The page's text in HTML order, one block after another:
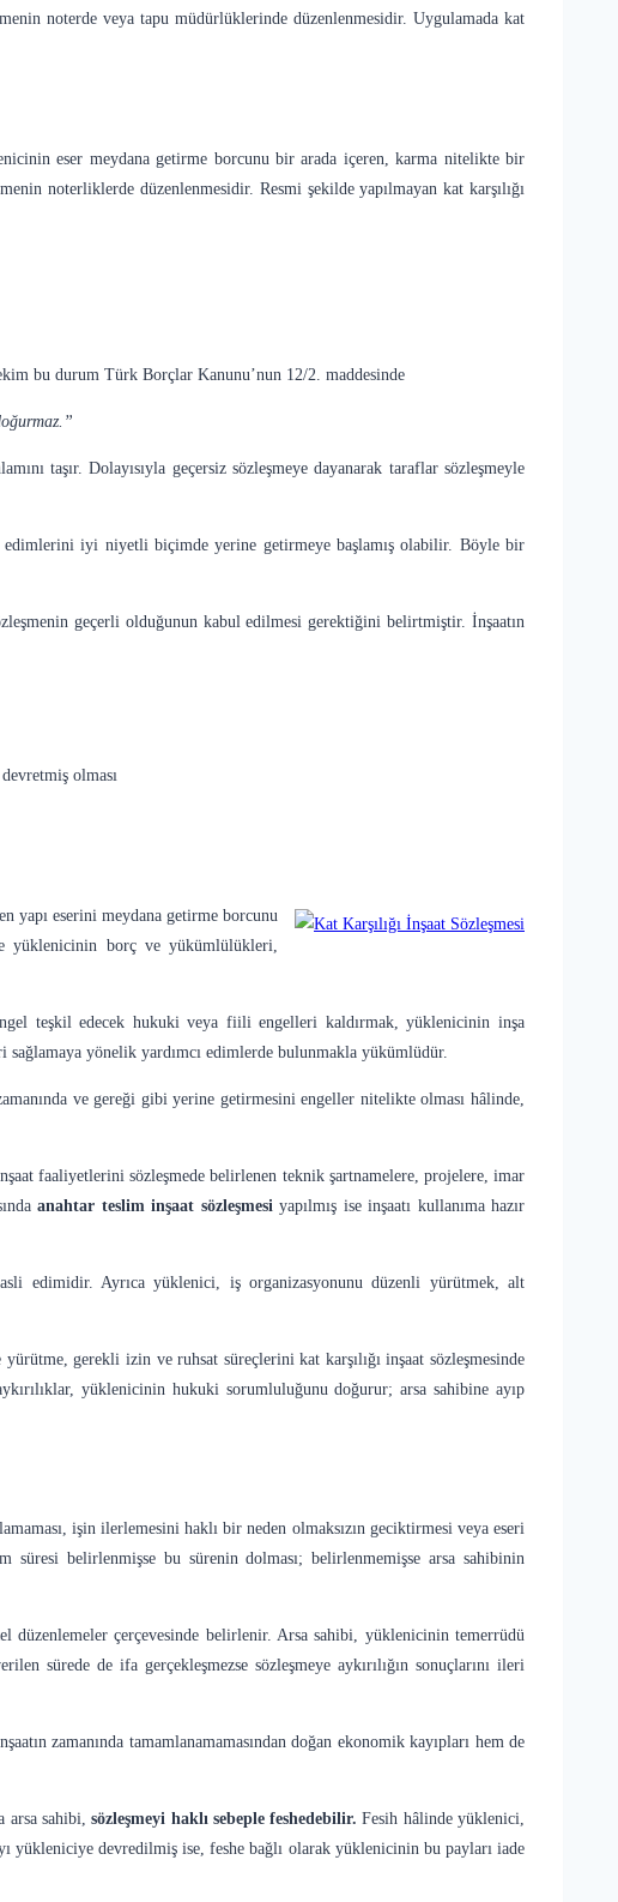
noterde veya tapu müdürlüklerinde düzenlenmesidir. Uygulamada kat
eser meydana getirme borcunu bir arada içeren, karma nitelikte bir
noterliklerde düzenlenmesidir. Resmi şekilde yapılmayan kat karşılığı
bu durum Türk Borçlar Kanunu’nun 12/2. maddesinde
taşır. Dolayısıyla geçersiz sözleşmeye dayanarak taraflar sözleşmeyle
iyi niyetli biçimde yerine getirmeye başlamış olabilir. Böyle bir
geçerli olduğunun kabul edilmesi gerektiğini belirtmiştir. İnşaatın
olması
yapı eserini meydana getirme borcunu
yüklenicinin borç ve yükümlülükleri,
teşkil edecek hukuki veya fiili engelleri kaldırmak, yüklenicinin inşa
yönelik yardımcı edimlerde bulunmakla yükümlüdür.
ve gereği gibi yerine getirmesini engeller nitelikte olması hâlinde,
faaliyetlerini sözleşmede belirlenen teknik şartnamelere, projelere, imar
anahtar teslim inşaat sözleşmesi yapılmış ise inşaatı kullanıma hazır
edimidir. Ayrıca yüklenici, iş organizasyonunu düzenli yürütmek, alt
gerekli izin ve ruhsat süreçlerini kat karşılığı inşaat sözleşmesinde
yüklenicinin hukuki sorumluluğunu doğurur; arsa sahibine ayıp
işin ilerlemesini haklı bir neden olmaksızın geciktirmesi veya eseri
süresi belirlenmişse bu sürenin dolması; belirlenmemişse arsa sahibinin
düzenlemeler çerçevesinde belirlenir. Arsa sahibi, yüklenicinin temerrüdü
sürede de ifa gerçekleşmezse sözleşmeye aykırılığın sonuçlarını ileri
zamanında tamamlanamamasından doğan ekonomik kayıpları hem de
arsa sahibi,sözleşmeyi haklı sebeple feshedebilir. Fesih hâlinde yüklenici,
yükleniciye devredilmiş ise, feshe bağlı olarak yüklenicinin bu payları iade